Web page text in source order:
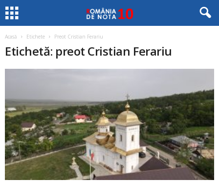
Acasă Etichete Preot Cristian Ferariu
Etichetă: preot Cristian Ferariu